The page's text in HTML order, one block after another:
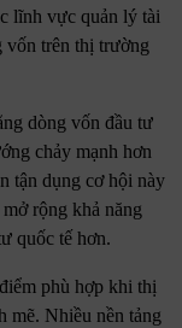
lĩnh vực quản lý tài
vốn trên thị trường
dòng vốn đầu tư
chảy mạnh hơn
tận dụng cơ hội này
rộng khả năng
quốc tế hơn.
phù hợp khi thị
mẽ. Nhiều nền tảng